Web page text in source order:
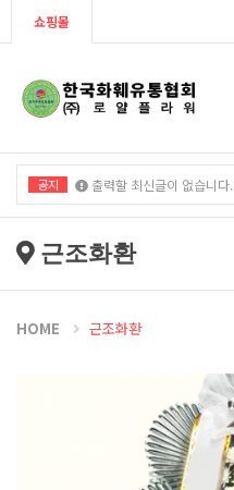
쇼핑몰
공지 출력할 최신글이 없습니다.
출력할 최신글이 없습니다.
근조화환
HOME 근조화환